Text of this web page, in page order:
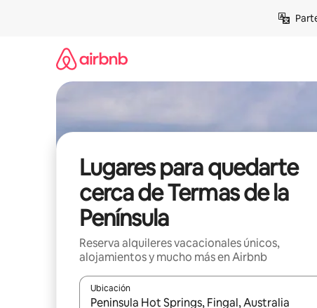
Lugares para quedarte
cerca de Termas de la
Península
Reserva alquileres vacacionales únicos,
alojamientos y mucho más en Airbnb
Ubicación
Cuando los resultados estén disponibles, navega